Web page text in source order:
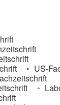
US-